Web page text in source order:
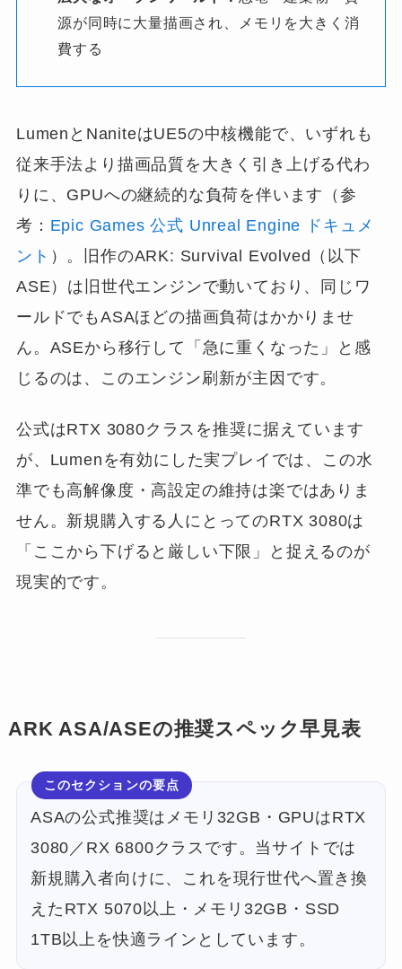
源が同時に大量描画され、メモリを大きく消
費する
LumenとNaniteはUE5の中核機能で、いずれも
従来手法より描画品質を大きく引き上げる代わ
りに、GPUへの継続的な負荷を伴います（参
考： Epic Games 公式 Unreal Engine ドキュメ
ント ）。旧作のARK: Survival Evolved（以下
ASE）は旧世代エンジンで動いており、同じワ
ールドでもASAほどの描画負荷はかかりませ
ん。ASEから移行して「急に重くなった」と感
じるのは、このエンジン刷新が主因です。
公式はRTX 3080クラスを推奨に据えています
が、Lumenを有効にした実プレイでは、この水
準でも高解像度・高設定の維持は楽ではありま
せん。新規購入する人にとってのRTX 3080は
「ここから下げると厳しい下限」と捉えるのが
現実的です。
ARK ASA/ASEの推奨スペック早見表
このセクションの要点
ASAの公式推奨はメモリ32GB・GPUはRTX
3080／RX 6800クラスです。当サイトでは
新規購入者向けに、これを現行世代へ置き換
えたRTX 5070以上・メモリ32GB・SSD
1TB以上を快適ラインとしています。